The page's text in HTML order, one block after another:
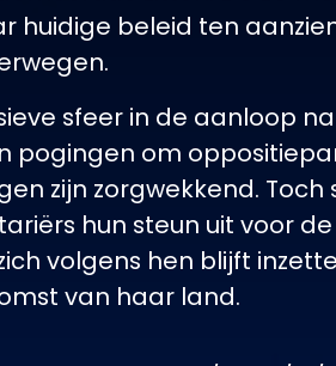
huidige beleid ten
sfeer in de aanloop
pogingen om
zijn zorgwekkend. Toch
hun steun uit voor
volgens hen blijft
van haar land.